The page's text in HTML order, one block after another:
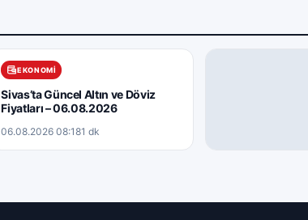
EKONOMI
Sivas’ta Güncel Altın ve Döviz
Fiyatları – 06.08.2026
06.08.2026 08:181 dk